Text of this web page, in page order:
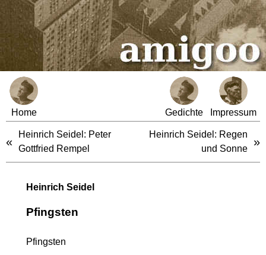
Home Gedichte Impressum
«
Heinrich Seidel: Peter
Gottfried Rempel
Heinrich Seidel: Regen
und Sonne
»
Heinrich Seidel
Pfingsten
Pfingsten